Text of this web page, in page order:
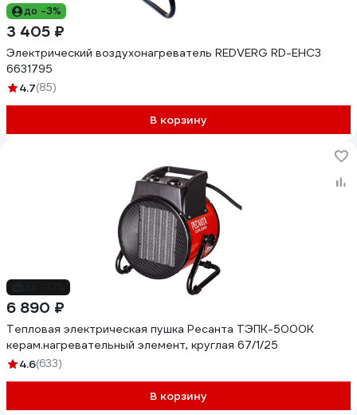
до -3%
3 405 ₽
Электрический воздухонагреватель REDVERG RD-EHC3
6631795
4.7(85)
В корзину
6 890 ₽
Тепловая электрическая пушка Ресанта ТЭПК-5000K
керам.нагревательный элемент, круглая 67/1/25
4.6(633)
В корзину